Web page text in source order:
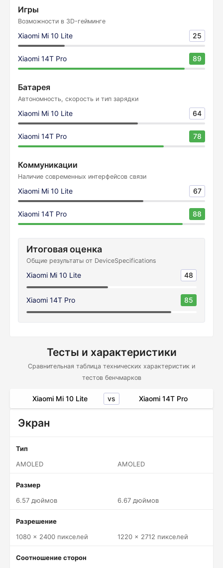
Игры
Возможности в 3D-гейминге
Xiaomi Mi 10 Lite 25
Xiaomi 14T Pro 89
Батарея
Автономность, скорость и тип зарядки
Xiaomi Mi 10 Lite 64
Xiaomi 14T Pro 78
Коммуникации
Наличие современных интерфейсов связи
Xiaomi Mi 10 Lite 67
Xiaomi 14T Pro 88
Итоговая оценка
Общие результаты от DeviceSpecifications
Xiaomi Mi 10 Lite 48
Xiaomi 14T Pro 85
Тесты и характеристики
Сравнительная таблица технических характеристик и
тестов бенчмарков
Xiaomi Mi 10 Lite vs Xiaomi 14T Pro
Экран
Тип
AMOLED
AMOLED
Размер
6.57 дюймов
6.67 дюймов
Разрешение
1080 x 2400 пикселей
1220 x 2712 пикселей
Соотношение сторон